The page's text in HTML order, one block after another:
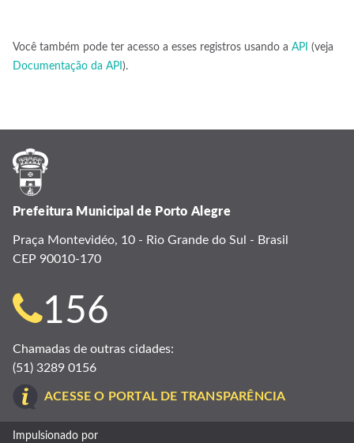
Você também pode ter acesso a esses registros usando a API (veja
Documentação da API ).
Prefeitura Municipal de Porto Alegre
Praça Montevidéo, 10 - Rio Grande do Sul - Brasil
CEP 90010-170
Telefone
para
contato:
156
Chamadas de outras cidades:
(51) 3289 0156
ACESSE O PORTAL DE TRANSPARÊNCIA
Impulsionado por